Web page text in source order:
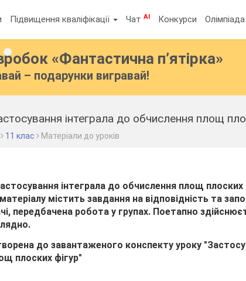
Підвищення кваліфікації ЧатAI Конкурси Олімпіада
«Фантастична п’ятірка»
– подарунки вигравай!
інтеграла до обчислення площ
11 клас Матеріали до уроків
інтеграла до обчислення площ плоских
містить завдання на відповідність та
передбачена робота у групах. Поетапно
до завантаженого конспекту уроку "
плоских фігур"